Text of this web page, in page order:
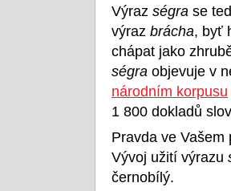
Výraz ségra se
výraz brácha, byť
chápat jako
ségra objevuje v
národním korpusu
1 800 dokladů
Pravda ve Vašem
Vývoj užití výrazu
černobílý.